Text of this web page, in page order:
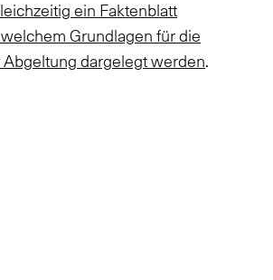
ein Faktenblatt
Grundlagen für die
dargelegt werden.